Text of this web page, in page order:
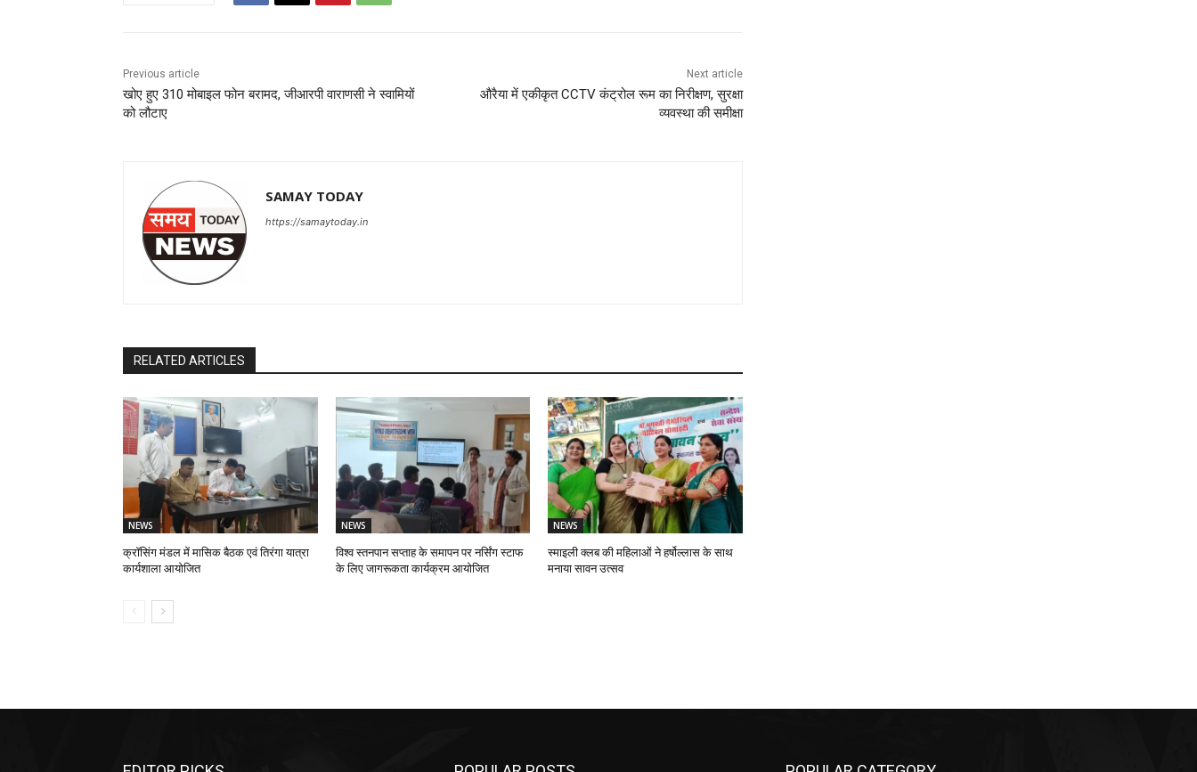
Previous article
खोए हुए 310 मोबाइल फोन बरामद, जीआरपी वाराणसी ने स्वामियों
को लौटाए
Next article
औरैया में एकीकृत CCTV कंट्रोल रूम का निरीक्षण, सुरक्षा
व्यवस्था की समीक्षा
SAMAY TODAY
https://samaytoday.in
RELATED ARTICLES
NEWS
क्रॉसिंग मंडल में मासिक बैठक एवं तिरंगा यात्रा
कार्यशाला आयोजित
NEWS
विश्व स्तनपान सप्ताह के समापन पर नर्सिंग स्टाफ
के लिए जागरूकता कार्यक्रम आयोजित
NEWS
स्माइली क्लब की महिलाओं ने हर्षोल्लास के साथ
मनाया सावन उत्सव